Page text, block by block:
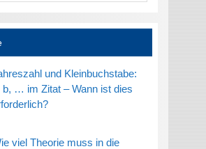
und Kleinbuchstabe:
b, … im Zitat – Wann ist dies
viel Theorie muss in die